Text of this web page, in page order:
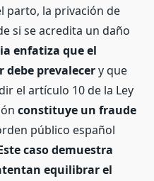
parto, la privación de
si se acredita un daño
enfatiza que el
debe prevalecery que
el artículo 10 de la Ley
constituye un fraude
público español
caso demuestra
equilibrar el